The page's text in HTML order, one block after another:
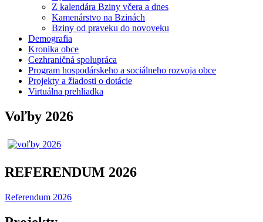
Z kalendára Bziny včera a dnes
Kamenárstvo na Bzinách
Bziny od praveku do novoveku
Demografia
Kronika obce
Cezhraničná spolupráca
Program hospodárskeho a sociálneho rozvoja obce
Projekty a žiadosti o dotácie
Virtuálna prehliadka
Voľby 2026
REFERENDUM 2026
Referendum 2026